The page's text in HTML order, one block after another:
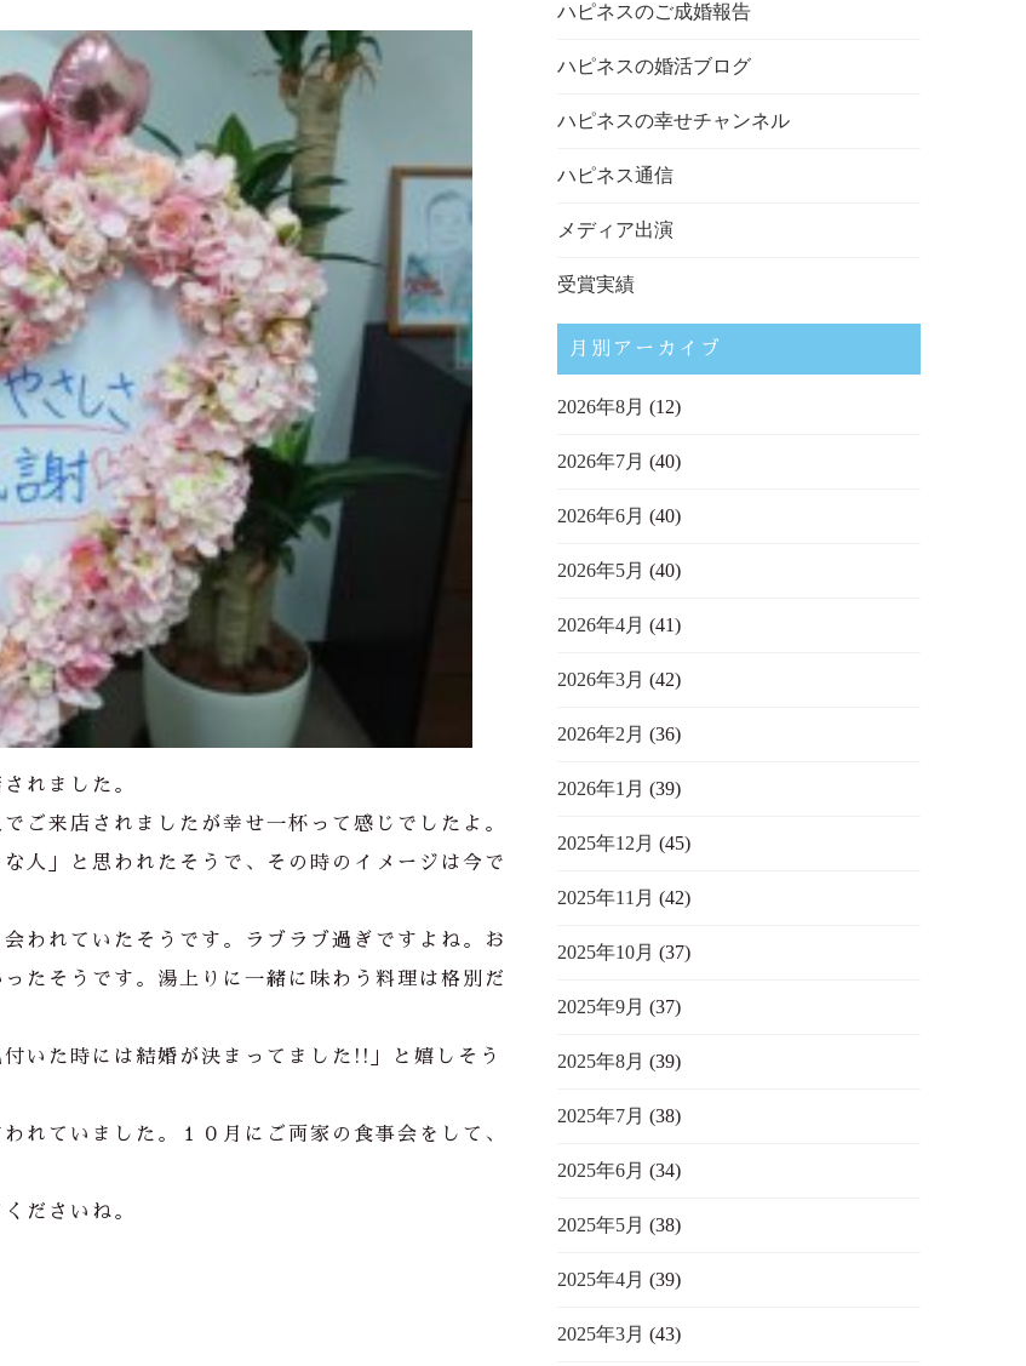
れました。
ご来店されましたが幸せ一杯って感じでしたよ。
人」と思われたそうで、その時のイメージは今で
われていたそうです。ラブラブ過ぎですよね。お
たそうです。湯上りに一緒に味わう料理は格別だ
いた時には結婚が決まってました!!」と嬉しそう
れていました。１０月にご両家の食事会をして、
ださいね。
ハピネスのご成婚報告
ハピネスの婚活ブログ
ハピネスの幸せチャンネル
ハピネス通信
メディア出演
受賞実績
月別アーカイブ
2026年8月 (12)
2026年7月 (40)
2026年6月 (40)
2026年5月 (40)
2026年4月 (41)
2026年3月 (42)
2026年2月 (36)
2026年1月 (39)
2025年12月 (45)
2025年11月 (42)
2025年10月 (37)
2025年9月 (37)
2025年8月 (39)
2025年7月 (38)
2025年6月 (34)
2025年5月 (38)
2025年4月 (39)
2025年3月 (43)